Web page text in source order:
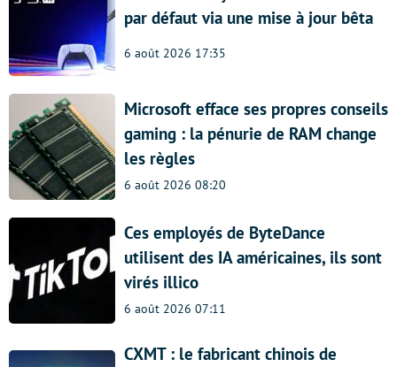
par défaut via une mise à jour bêta
6 août 2026 17:35
Microsoft efface ses propres conseils
gaming : la pénurie de RAM change
les règles
6 août 2026 08:20
Ces employés de ByteDance
utilisent des IA américaines, ils sont
virés illico
6 août 2026 07:11
CXMT : le fabricant chinois de